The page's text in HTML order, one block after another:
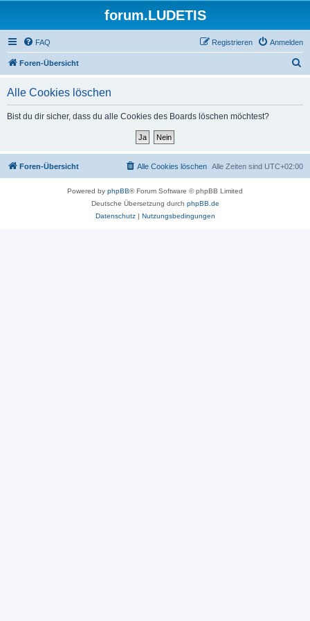
forum.LUDETIS
FAQ Anmelden
Registrieren
Foren-Übersicht
Alle Cookies löschen
Bist du dir sicher, dass du alle Cookies des Boards löschen möchtest?
Foren-Übersicht Alle Zeiten sind UTC+02:00
Alle Cookies löschen
Powered by phpBB® Forum Software © phpBB Limited
Deutsche Übersetzung durch phpBB.de
Datenschutz| Nutzungsbedingungen